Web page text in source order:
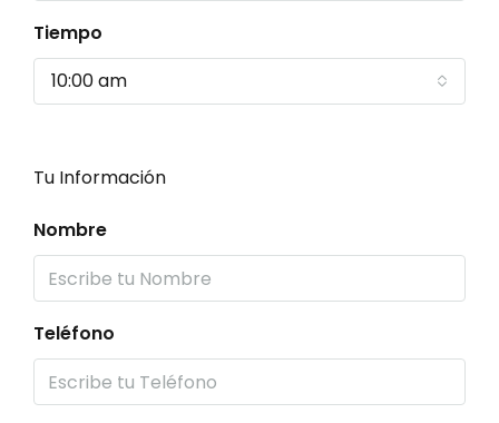
Tiempo
10:00 am
Tu Información
Nombre
Teléfono